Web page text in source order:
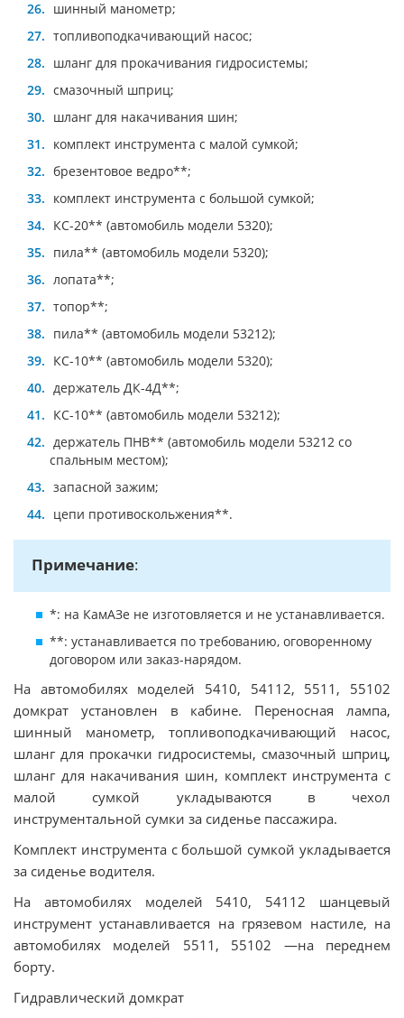
шинный манометр;
топливоподкачивающий насос;
шланг для прокачивания гидросистемы;
смазочный шприц;
шланг для накачивания шин;
комплект инструмента с малой сумкой;
брезентовое ведро**;
комплект инструмента с большой сумкой;
КС-20** (автомобиль модели 5320);
пила** (автомобиль модели 5320);
лопата**;
топор**;
пила** (автомобиль модели 53212);
КС-10** (автомобиль модели 5320);
держатель ДК-4Д**;
КС-10** (автомобиль модели 53212);
держатель ПНВ** (автомобиль модели 53212 со
спальным местом);
запасной зажим;
цепи противоскольжения**.
Примечание:
*: на КамАЗе не изготовляется и не устанавливается.
**: устанавливается по требованию, оговоренному
договором или заказ-нарядом.
На автомобилях моделей 5410, 54112, 5511, 55102
домкрат установлен в кабине. Переносная лампа,
шинный манометр, топливоподкачивающий насос,
шланг для прокачки гидросистемы, смазочный шприц,
шланг для накачивания шин, комплект инструмента с
малой сумкой укладываются в чехол
инструментальной сумки за сиденье пассажира.
Комплект инструмента с большой сумкой укладывается
за сиденье водителя.
На автомобилях моделей 5410, 54112 шанцевый
инструмент устанавливается на грязевом настиле, на
автомобилях моделей 5511, 55102 —на переднем
борту.
Гидравлический домкрат